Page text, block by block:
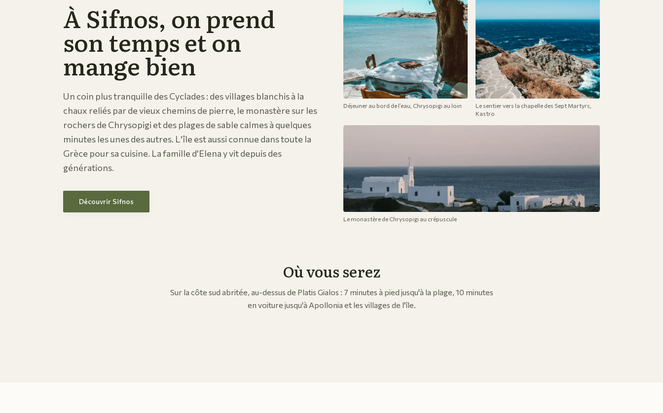
À Sifnos, on prend
son temps et on
mange bien
Un coin plus tranquille des Cyclades : des villages blanchis à la
chaux reliés par de vieux chemins de pierre, le monastère sur les
rochers de Chrysopigi et des plages de sable calmes à quelques
minutes les unes des autres. L'île est aussi connue dans toute la
Grèce pour sa cuisine. La famille d'Elena y vit depuis des
générations.
Découvrir Sifnos
Déjeuner au bord de l’eau, Chrysopigi au loin
Le sentier vers la chapelle des Sept Martyrs,
Kastro
Le monastère de Chrysopigi au crépuscule
Où vous serez
Sur la côte sud abritée, au-dessus de Platis Gialos : 7 minutes à pied jusqu'à la plage, 10 minutes
en voiture jusqu'à Apollonia et les villages de l'île.